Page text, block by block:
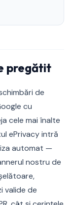
pregătit
de
cu
cele mai înalte
ePrivacy intră
automat —
nostru de
valide de